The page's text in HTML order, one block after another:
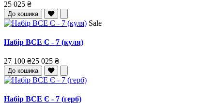
25 025 ₴
До кошика
Sale
Набір ВСЕ Є - 7 (куля)
27 100 ₴25 025 ₴
До кошика
Набір ВСЕ Є - 7 (герб)